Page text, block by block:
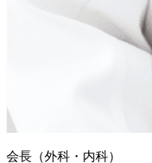
会長（外科・内科）